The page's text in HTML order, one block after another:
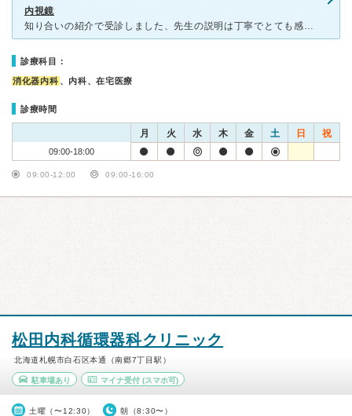
内視鏡
知り合いの紹介で受診しました、先生の説明は丁寧でとても感じがよく、胃カメラは鼻からするタイプでしたが、苦痛もなく非常に上手な先生でした。 しかし、クリニック全体の感じは、医療事務の 受付の感じ
診療科目：
消化器内科 、内科、在宅医療
診療時間
月 火 水 木 金 土 日 祝
09:00-18:00
09:00-12:00 09:00-16:00
松田内科循環器科クリニック
北海道札幌市白石区本通（南郷7丁目駅）
駐車場あり マイナ受付(スマホ可)
土曜（〜12:30） 朝（8:30〜）